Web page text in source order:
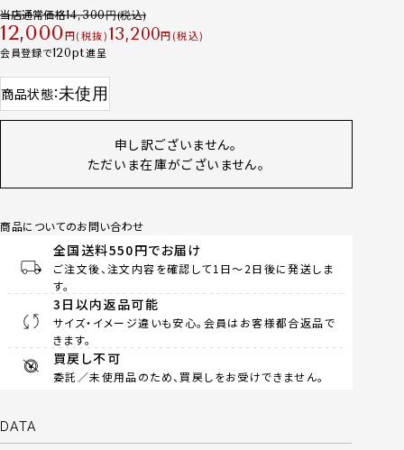
当店通常価格14,300
12,000 税抜 13,200
税込
会員登録で120 進呈
商品状態 未使用
申し訳ございません。
ただいま在庫がございません。
商品についてのお問い合わせ
全国送料550円でお届け
ご注文後、注文内容を確認して1日～2日後に発送しま
す。
3日以内返品可能
サイズ・イメージ違いも安心。会員はお客様都合返品で
きます。
買戻し不可
委託／未使用品のため、買戻しをお受けできません。
DATA